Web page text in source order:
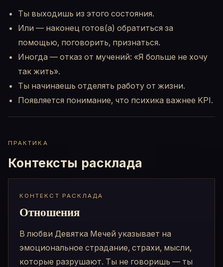
Ты выходишь из этого состояния.
Или — наконец готов(а) обратиться за
помощью, поговорить, признаться.
Иногда — отказ от мучений: «Я больше не хочу
так жить».
Ты начинаешь отделять работу от жизни.
Появляется понимание, что психика важнее KPI.
ПРАКТИКА
Контексты расклада
КОНТЕКСТ РАСКЛАДА
Отношения
В любви Девятка Мечей указывает на
эмоциональное страдание, страхи, мысли,
которые разрушают. Ты не говоришь — ты